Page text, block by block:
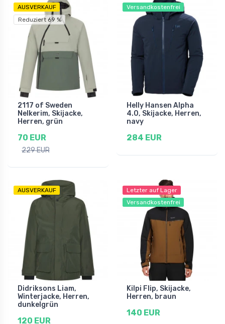
AUSVERKAUF
Reduziert 69 %
2117 of Sweden
Nelkerim, Skijacke,
Herren, grün
70 EUR
229 EUR
Versandkostenfrei
Helly Hansen Alpha
4.0, Skijacke, Herren,
navy
284 EUR
AUSVERKAUF
Didriksons Liam,
Winterjacke, Herren,
dunkelgrün
120 EUR
Letzter auf Lager
Versandkostenfrei
Kilpi Flip, Skijacke,
Herren, braun
140 EUR